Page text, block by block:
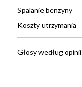
Spalanie benzyny
Koszty utrzymania
Głosy wedługopinii